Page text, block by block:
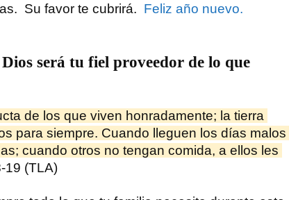
Su favor te cubrirá. Feliz año nuevo.
será tu fiel proveedor de lo que
de los que viven honradamente; la tierra
para siempre. Cuando lleguen los días malos
cuando otros no tengan comida, a ellos les
19 (TLA)